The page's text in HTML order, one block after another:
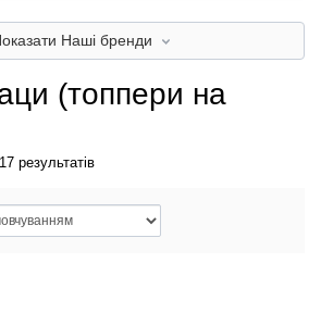
Наші бренди
(топпери на
результатів